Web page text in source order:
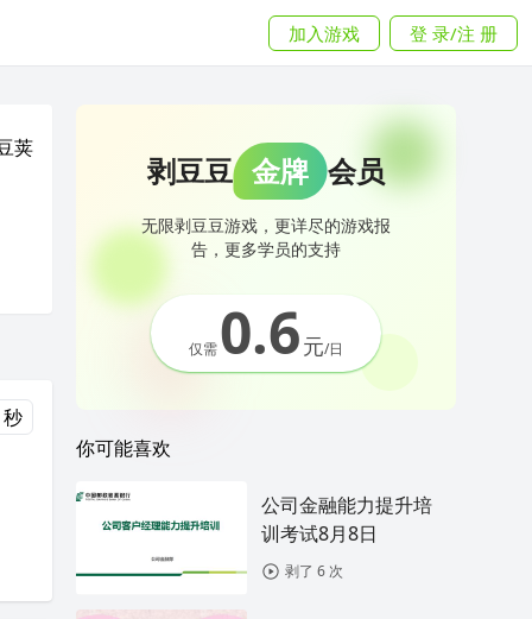
加入游戏 登 录/注 册
荚
剥豆豆 金牌 会员
无限剥豆豆游戏，更详尽的游戏报
告，更多学员的支持
仅需0.6元/日
你可能喜欢
公司金融能力提升培
训考试8月8日
剥了 6 次